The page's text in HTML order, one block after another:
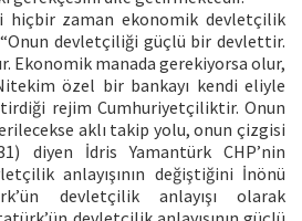
hiçbir zaman ekonomik devletçilik
“Onun devletçiliği güçlü bir devlettir.
Ekonomik manada gerekiyorsa olur,
özel bir bankayı kendi eliyle
rejim Cumhuriyetçiliktir. Onun
aklı takip yolu, onun çizgisi
diyen İdris Yamantürk CHP’nin
anlayışının değiştiğini İnönü
devletçilik anlayışı olarak